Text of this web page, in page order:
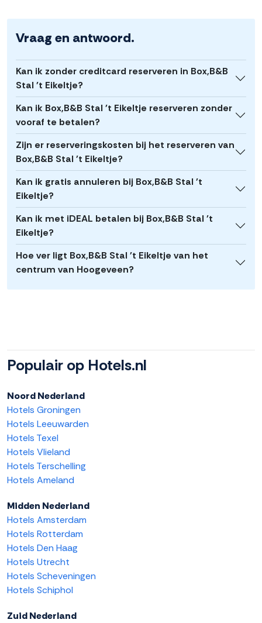
Vraag en antwoord.
Kan ik zonder creditcard reserveren in Box,B&B
Stal 't Eikeltje?
Kan ik Box,B&B Stal 't Eikeltje reserveren zonder
vooraf te betalen?
Zijn er reserveringskosten bij het reserveren van
Box,B&B Stal 't Eikeltje?
Kan ik gratis annuleren bij Box,B&B Stal 't
Eikeltje?
Kan ik met iDEAL betalen bij Box,B&B Stal 't
Eikeltje?
Hoe ver ligt Box,B&B Stal 't Eikeltje van het
centrum van Hoogeveen?
Populair op Hotels.nl
Noord Nederland
Hotels Groningen
Hotels Leeuwarden
Hotels Texel
Hotels Vlieland
Hotels Terschelling
Hotels Ameland
Midden Nederland
Hotels Amsterdam
Hotels Rotterdam
Hotels Den Haag
Hotels Utrecht
Hotels Scheveningen
Hotels Schiphol
Zuid Nederland